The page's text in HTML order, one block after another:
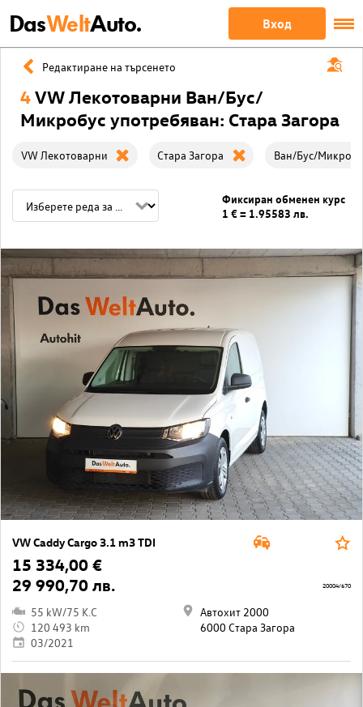
DasWeltAuto. Вход
Редактиране на търсенето
4VW Лекотоварни Ван/Бус/
Микробус употребяван: Стара Загора
VW Лекотоварни Стара Загора Ван/Бус/
Фиксиран обменен курс
1 € = 1.95583 лв.
VW Caddy Cargo 3.1 m3 TDI
15 334,00 €
29 990,70 лв.
55 kW/75 K.C
120 493 km
03/2021
Автохит 2000
6000 Стара Загора
20004/670